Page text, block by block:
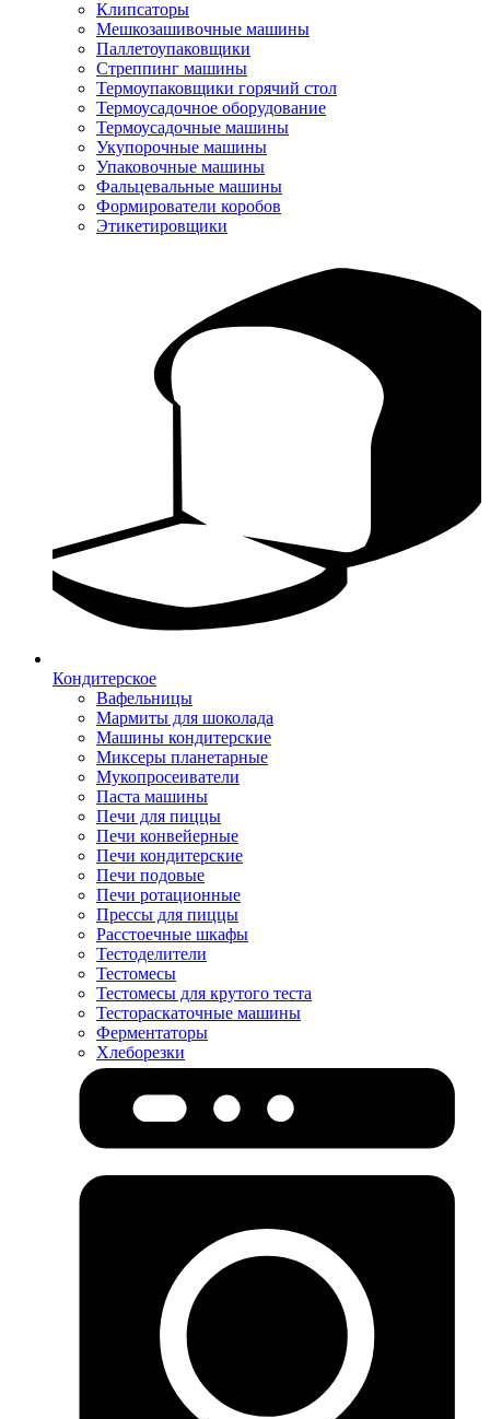
Клипсаторы
Мешкозашивочные машины
Паллетоупаковщики
Стреппинг машины
Термоупаковщики горячий стол
Термоусадочное оборудование
Термоусадочные машины
Укупорочные машины
Упаковочные машины
Фальцевальные машины
Формирователи коробов
Этикетировщики
Кондитерское
Вафельницы
Мармиты для шоколада
Машины кондитерские
Миксеры планетарные
Мукопросеиватели
Паста машины
Печи для пиццы
Печи конвейерные
Печи кондитерские
Печи подовые
Печи ротационные
Прессы для пиццы
Расстоечные шкафы
Тестоделители
Тестомесы
Тестомесы для крутого теста
Тестораскаточные машины
Ферментаторы
Хлеборезки